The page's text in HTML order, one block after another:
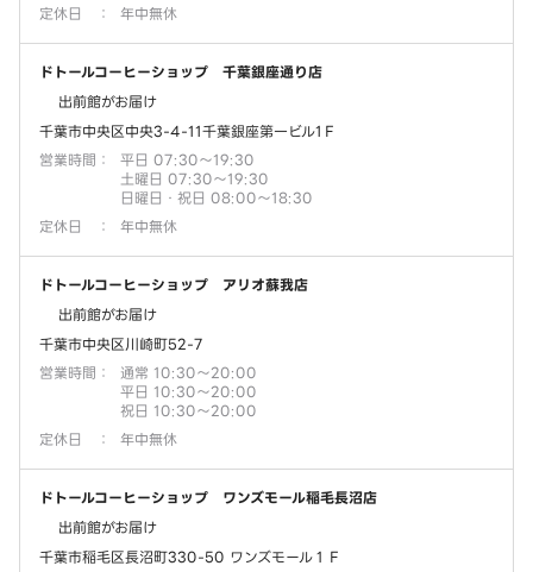
定休日
： 年中無休
ドトールコーヒーショップ 千葉銀座通り店
出前館がお届け
千葉市中央区中央3-4-11千葉銀座第一ビル1Ｆ
営業時間 ：
平日 07:30～19:30
土曜日 07:30～19:30
日曜日・祝日 08:00～18:30
定休日
： 年中無休
ドトールコーヒーショップ アリオ蘇我店
出前館がお届け
千葉市中央区川崎町52-7
営業時間 ：
通常 10:30～20:00
平日 10:30～20:00
祝日 10:30～20:00
定休日
： 年中無休
ドトールコーヒーショップ ワンズモール稲毛長沼店
出前館がお届け
千葉市稲毛区長沼町330-50 ワンズモール１Ｆ